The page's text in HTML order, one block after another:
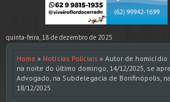
quinta-feira, 18 de dezembro de 2025
Home » Notícias Policiais » Autor de homicídio
na noite do último domingo, 14/12/2025, se
Advogado, na Subdelegacia de Bonfinópolis,
18/12/2025.